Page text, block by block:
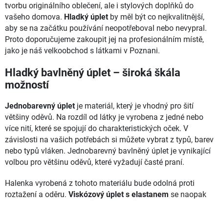
tvorbu originálního oblečení, ale i stylových doplňků do
vašeho domova. Hladký úplet by měl být co nejkvalitnější,
aby se na začátku používání neopotřeboval nebo nevypral.
Proto doporučujeme zakoupit jej na profesionálním místě,
jako je náš velkoobchod s látkami v Poznani.
Hladký bavlněný úplet – široká škála
možností
Jednobarevný úplet je materiál, který je vhodný pro šití
většiny oděvů. Na rozdíl od látky je vyrobena z jedné nebo
více nití, které se spojují do charakteristických oček. V
závislosti na vašich potřebách si můžete vybrat z typů, barev
nebo typů vláken. Jednobarevný bavlněný úplet je vynikající
volbou pro většinu oděvů, které vyžadují časté praní.
Halenka vyrobená z tohoto materiálu bude odolná proti
roztažení a oděru. Viskózový úplet s elastanem se naopak